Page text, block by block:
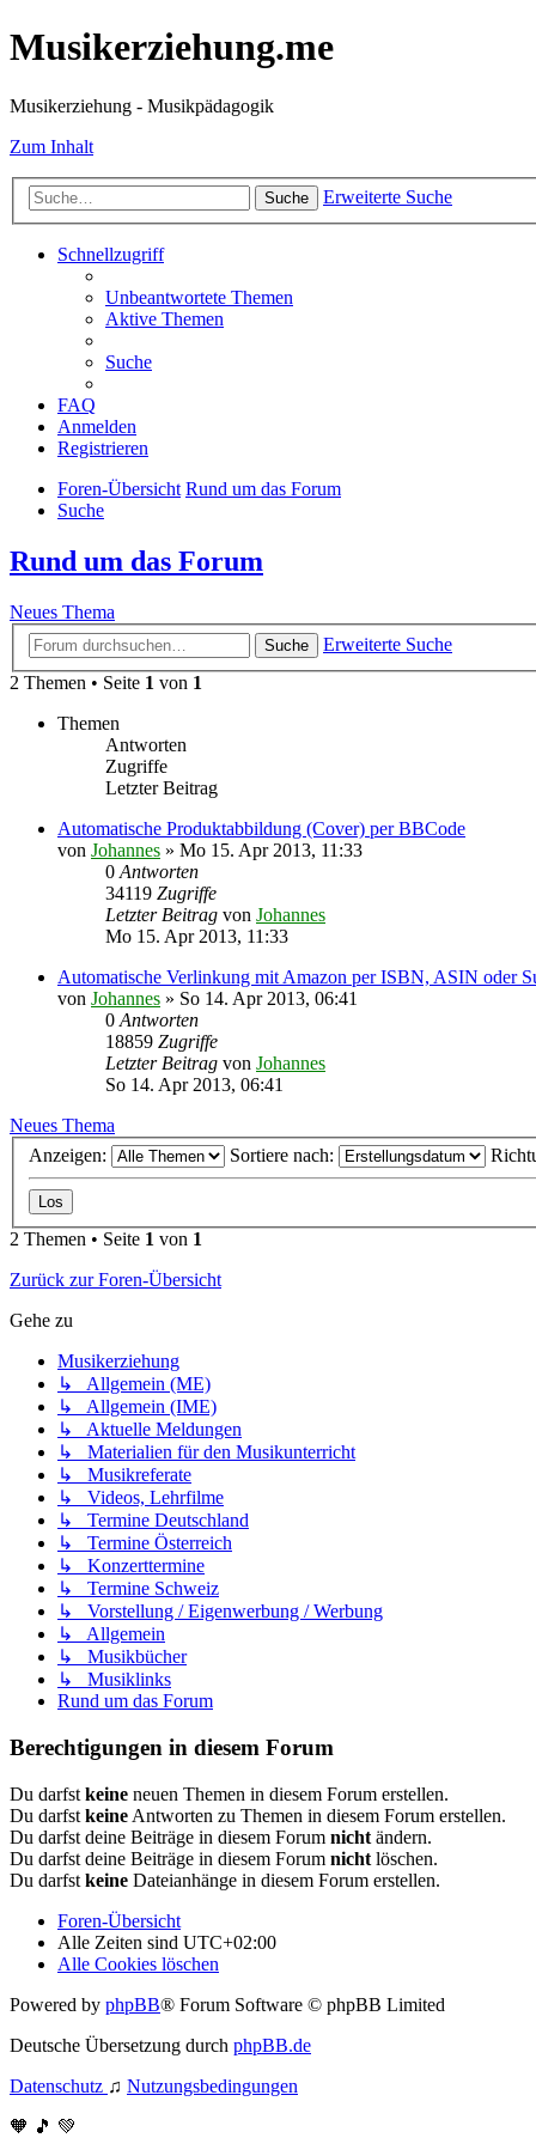
Musikerziehung.me
Musikerziehung - Musikpädagogik
Zum Inhalt
Suche Erweiterte Suche
Schnellzugriff
Unbeantwortete Themen
Aktive Themen
Suche
FAQ
Anmelden
Registrieren
Foren-Übersicht Rund um das Forum
Suche
Rund um das Forum
Neues Thema
Suche
Erweiterte Suche
2 Themen • Seite 1 von 1
Themen
Antworten
Zugriffe
Letzter Beitrag
Automatische Produktabbildung (Cover) per BBCode
von Johannes » Mo 15. Apr 2013, 11:33
0 Antworten
34119 Zugriffe
Letzter Beitrag von Johannes
Mo 15. Apr 2013, 11:33
Automatische Verlinkung mit Amazon per ISBN, ASIN oder
von Johannes » So 14. Apr 2013, 06:41
0 Antworten
18859 Zugriffe
Letzter Beitrag von Johannes
So 14. Apr 2013, 06:41
Neues Thema
Anzeigen:
Sortiere nach:
2 Themen • Seite 1 von 1
Zurück zur Foren-Übersicht
Gehe zu
Musikerziehung
↳ Allgemein (ME)
↳ Allgemein (IME)
↳ Aktuelle Meldungen
↳ Materialien für den Musikunterricht
↳ Musikreferate
↳ Videos, Lehrfilme
↳ Termine Deutschland
↳ Termine Österreich
↳ Konzerttermine
↳ Termine Schweiz
↳ Vorstellung / Eigenwerbung / Werbung
↳ Allgemein
↳ Musikbücher
↳ Musiklinks
Rund um das Forum
Berechtigungen in diesem Forum
Du darfst keine neuen Themen in diesem Forum erstellen.
Du darfst keine Antworten zu Themen in diesem Forum erstellen.
Du darfst deine Beiträge in diesem Forum nicht ändern.
Du darfst deine Beiträge in diesem Forum nicht löschen.
Du darfst keine Dateianhänge in diesem Forum erstellen.
Foren-Übersicht
Alle Zeiten sind UTC+02:00
Alle Cookies löschen
Powered by phpBB® Forum Software © phpBB Limited
Deutsche Übersetzung durch phpBB.de
Datenschutz ♫ Nutzungsbedingungen
🧡 🎵 💚